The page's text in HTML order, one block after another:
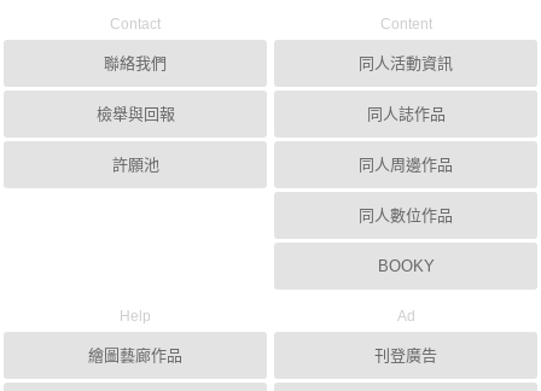
Contact
聯絡我們
檢舉與回報
許願池
Content
同人活動資訊
同人誌作品
同人周邊作品
同人數位作品
BOOKY
Help
繪圖藝廊作品
Ad
刊登廣告